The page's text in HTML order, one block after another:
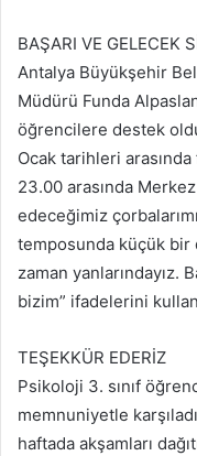
BAŞARI VE GELECEK
Antalya Büyükşehir
Müdürü Funda
öğrencilere destek
Ocak tarihleri
23.00 arasında
edeceğimiz
temposunda küçük bir
zaman yanlarındayız.
bizim” ifadelerini
TEŞEKKÜR EDERİZ
Psikoloji 3. sınıf
memnuniyetle
haftada akşamları